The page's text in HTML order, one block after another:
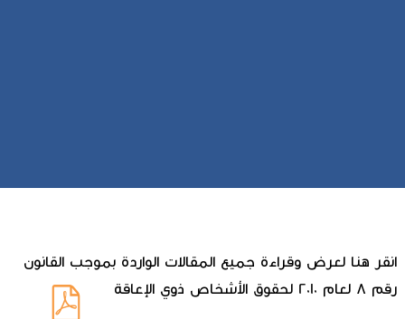
انقر هنا لعرض وقراءة جميع المقالات الواردة بموجب القانون
رقم 8 لعام 2010 لحقوق الأشخاص ذوي الإعاقة